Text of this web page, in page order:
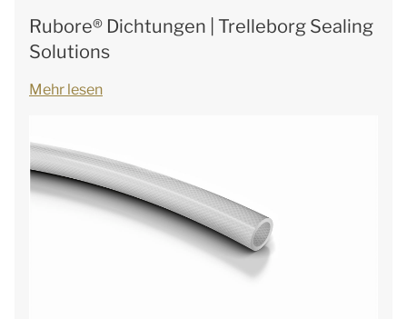
Rubore® Dichtungen | Trelleborg Sealing
Solutions
Mehr lesen